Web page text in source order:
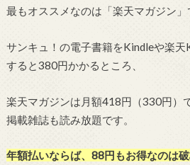
最もオススメなのは「楽天マガジン」
サンキュ！の電子書籍をKindleや楽天
すると380円かかるところ、
楽天マガジンは月額418円（330円）
掲載雑誌も読み放題です。
年額払いならば、88円もお得なのは